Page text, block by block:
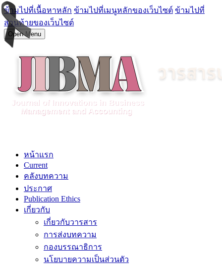
ข้ามไปที่เนื้อหาหลัก ข้ามไปที่เมนูหลักของเว็บไซต์ ข้ามไปที่
ส่วนท้ายของเว็บไซต์
Open Menu
หน้าแรก
Current
คลังบทความ
ประกาศ
Publication Ethics
เกี่ยวกับ
เกี่ยวกับวารสาร
การส่งบทความ
กองบรรณาธิการ
นโยบายความเป็นส่วนตัว